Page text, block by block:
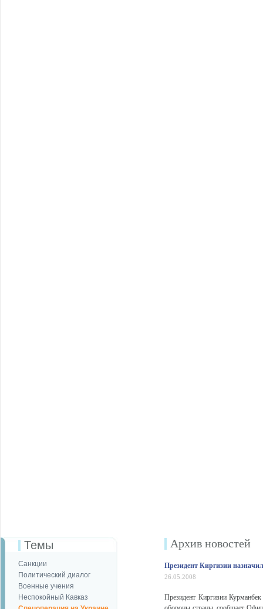
Темы
Санкции
Политический диалог
Военные учения
Неспокойный Кавказ
Архив новостей
Президент Киргизии
26.05.2008
Президент Киргизии